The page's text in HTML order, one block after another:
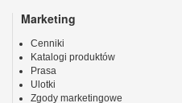
Marketing
Cenniki
Katalogi produktów
Prasa
Ulotki
Zgody marketingowe